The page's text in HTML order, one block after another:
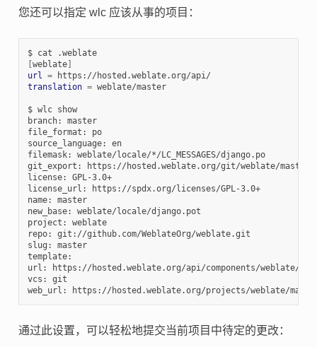
您还可以指定 wlc 应该从事的项目：
$ cat .weblate
weblate]
url =
translation = weblate/master
$ wlc show
branch: master
file_format: po
source_language: en
filemask: weblate/locale/*/LC_MESSAGES/django.po
git_export: https://hosted.weblate.org/git/weblate/master/
license: GPL-3.0+
license_url: https://spdx.org/licenses/GPL-3.0+
name: master
new_base: weblate/locale/django.pot
project: weblate
repo: git://github.com/WeblateOrg/weblate.git
slug: master
template:
url: https://hosted.weblate.org/api/components/weblate/
vcs: git
通过此设置，可以轻松地提交当前项目中待定的更改：